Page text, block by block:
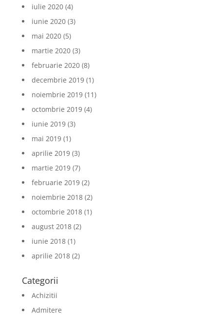
iulie 2020(4)
iunie 2020(3)
mai 2020(5)
martie 2020(3)
februarie 2020(8)
decembrie 2019(1)
noiembrie 2019(11)
octombrie 2019(4)
iunie 2019(3)
mai 2019(1)
aprilie 2019(3)
martie 2019(7)
februarie 2019(2)
noiembrie 2018(2)
octombrie 2018(1)
august 2018(2)
iunie 2018(1)
aprilie 2018(2)
Categorii
Achizitii
Admitere